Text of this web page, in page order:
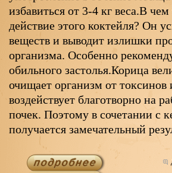
избавиться от 3-4 кг веса.В
действие этого коктейля? Он
веществ и выводит излишки
организма. Особенно
обильного застолья.Корица
очищает организм от токсинов
воздействует благотворно на
почек. Поэтому в сочетании с
получается замечательный